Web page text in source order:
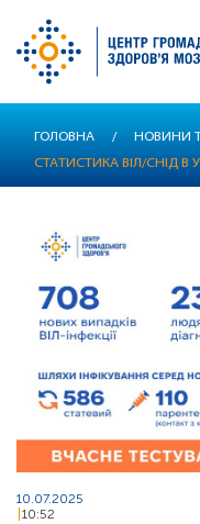
основного
ГОЛОВНА / НОВИНИ
СТАТИСТИКА ВІЛ/СНІД В
10.07.2025
10:52